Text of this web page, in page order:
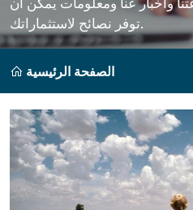
الصفحة الرئيسية